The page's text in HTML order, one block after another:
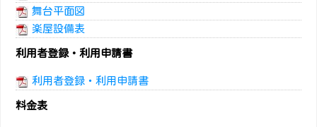
舞台平面図
楽屋設備表
利用者登録・利用申請書
利用者登録・利用申請書
料金表